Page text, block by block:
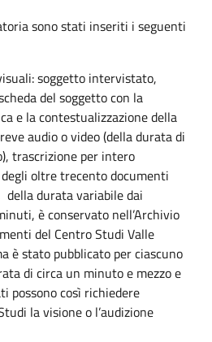
sono stati inseriti i seguenti
soggetto intervistato,
del soggetto con la
e la contestualizzazione della
audio o video (della durata di
trascrizione per intero
oltre trecento documenti
durata variabile dai
è conservato nell’Archivio
del Centro Studi Valle
è stato pubblicato per ciascuno
di circa un minuto e mezzo e
possono così richiedere
la visione o l’audizione